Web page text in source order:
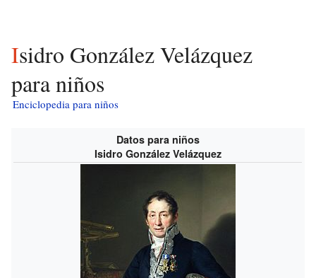
Isidro González Velázquez
para niños
Enciclopedia para niños
Datos para niños
Isidro González Velázquez